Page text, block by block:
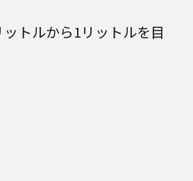
トルから1リットルを目